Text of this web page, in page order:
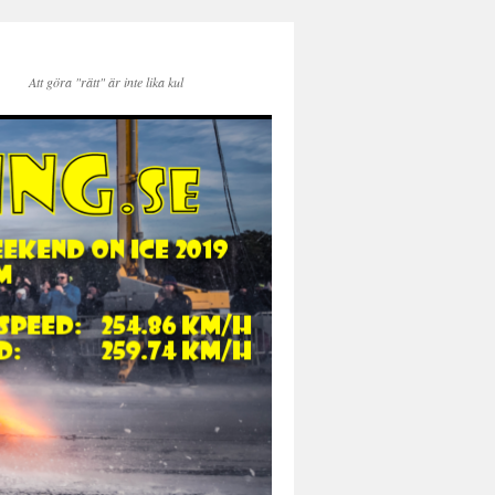
Att göra "rätt" är inte lika kul